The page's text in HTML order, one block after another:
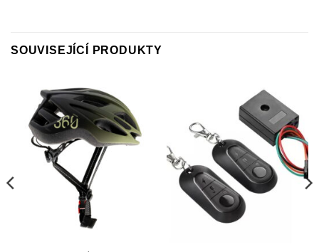
SOUVISEJÍCÍ PRODUKTY